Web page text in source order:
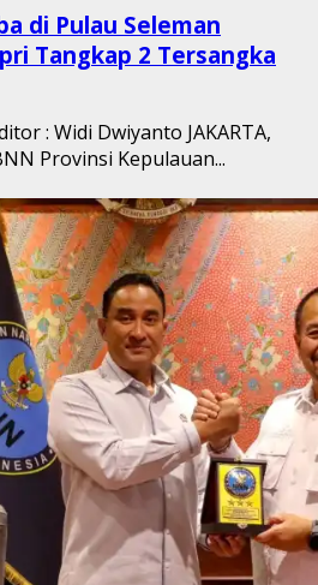
di Pulau Seleman
Tangkap 2 Tersangka
: Widi Dwiyanto JAKARTA,
Provinsi Kepulauan...